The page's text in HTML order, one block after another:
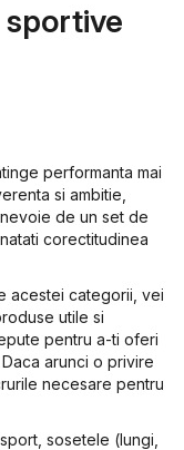
performanta mai
si ambitie,
de un set de
corectitudinea
acestei categorii, vei
utile si
pentru a-ti oferi
arunci o privire
necesare pentru
sosetele (lungi,